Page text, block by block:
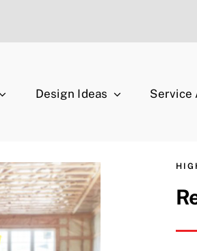
Design Ideas Service